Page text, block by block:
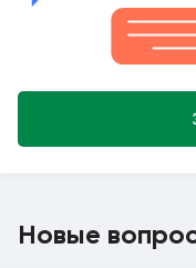
Новые